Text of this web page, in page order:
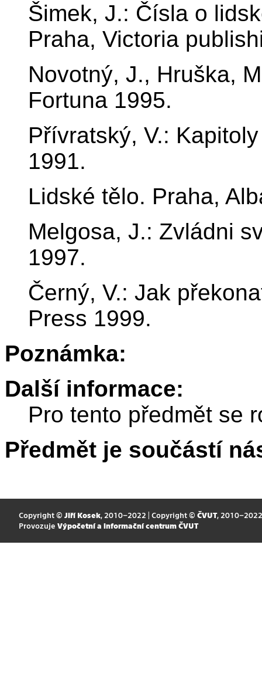
Šimek, J.: Čísla o
Praha, Victoria
Novotný, J., Hruška,
Fortuna 1995.
Přívratský, V.:
1991.
Lidské tělo. Praha,
Melgosa, J.: Zvládni
1997.
Černý, V.: Jak
Press 1999.
Poznámka:
Další informace:
Pro tento předmět se
Předmět je součástí
Copyright © Jiří Kosek, 2010–2022 | Copyright © ČVUT, 2010–2022
Provozuje Výpočetní a informační centrum ČVUT